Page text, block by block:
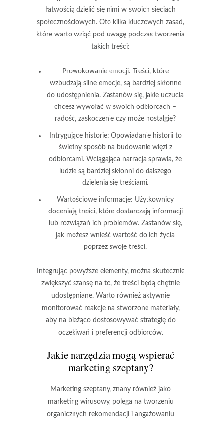
łatwością dzielić się nimi w swoich sieciach
społecznościowych. Oto kilka kluczowych zasad,
które warto wziąć pod uwagę podczas tworzenia
takich treści:
Prowokowanie emocji: Treści, które
wzbudzają silne emocje, są bardziej skłonne
do udostępnienia. Zastanów się, jakie uczucia
chcesz wywołać w swoich odbiorcach –
radość, zaskoczenie czy może nostalgię?
Intrygujące historie: Opowiadanie historii to
świetny sposób na budowanie więzi z
odbiorcami. Wciągająca narracja sprawia, że
ludzie są bardziej skłonni do dalszego
dzielenia się treściami.
Wartościowe informacje: Użytkownicy
doceniają treści, które dostarczają informacji
lub rozwiązań ich problemów. Zastanów się,
jak możesz wnieść wartość do ich życia
poprzez swoje treści.
Integrując powyższe elementy, można skutecznie
zwiększyć szansę na to, że treści będą chętnie
udostępniane. Warto również aktywnie
monitorować reakcje na stworzone materiały,
aby na bieżąco dostosowywać strategię do
oczekiwań i preferencji odbiorców.
Jakie narzędzia mogą wspierać
marketing szeptany?
Marketing szeptany, znany również jako
marketing wirusowy, polega na tworzeniu
organicznych rekomendacji i angażowaniu